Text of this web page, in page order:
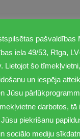
pašvaldības
iela 49/53, Rīga,
Lietojot šo
un iespēja
Jūsu
darbotos, tā
piekrišanu
sociālo mediju